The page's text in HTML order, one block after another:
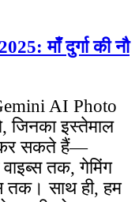
माँ दुर्गा की नौ
AI Photo
जिनका इस्तेमाल
सकते हैं—
तक, गेमिंग
तक। साथ ही, हम